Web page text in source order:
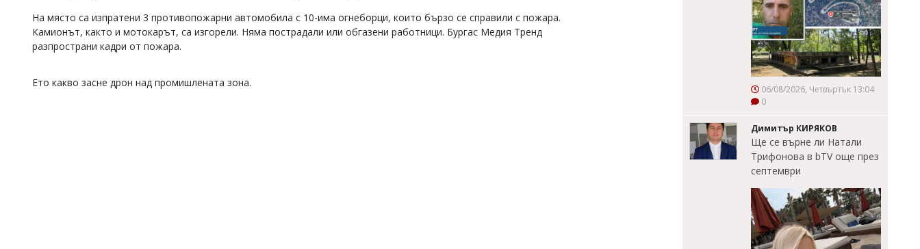
Главен
редактор:
office@flagman.bg
На място са изпратени 3 противопожарни автомобила с 10-има огнеборци, които бързо се справили с пожара.
Камионът, както и мотокарът, са изгорели. Няма пострадали или обгазени работници. Бургас Медия Тренд
разпространи кадри от пожара.
Ето какво засне дрон над промишлената зона.
06/08/2026, Четвъртък 13:04
0
Димитър КИРЯКОВ
Ще се върне ли Натали
Трифонова в bTV още през
септември